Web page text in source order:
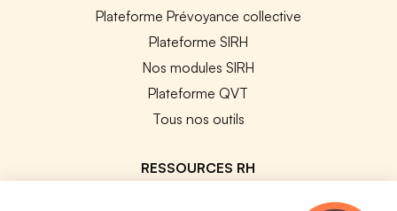
Plateforme Prévoyance collective
Plateforme SIRH
Nos modules SIRH
Plateforme QVT
Tous nos outils
RESSOURCES RH